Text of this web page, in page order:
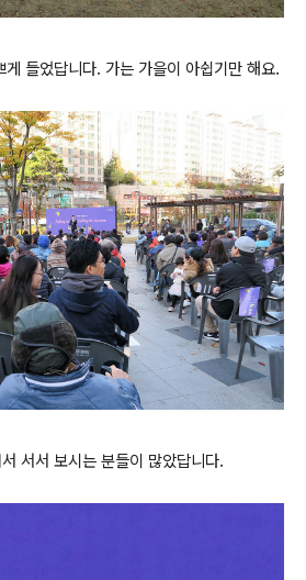
들었답니다. 가는 가을이 아쉽기만 해요.
서서 보시는 분들이 많았답니다.